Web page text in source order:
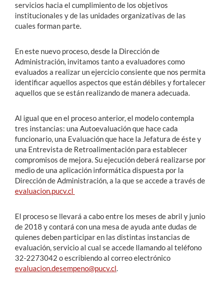
servicios hacia el cumplimiento de los objetivos
institucionales y de las unidades organizativas de las
cuales forman parte.
En este nuevo proceso, desde la Dirección de
Administración, invitamos tanto a evaluadores como
evaluados a realizar un ejercicio consiente que nos permita
identificar aquellos aspectos que están débiles y fortalecer
aquellos que se están realizando de manera adecuada.
Al igual que en el proceso anterior, el modelo contempla
tres instancias: una Autoevaluación que hace cada
funcionario, una Evaluación que hace la Jefatura de éste y
una Entrevista de Retroalimentación para establecer
compromisos de mejora. Su ejecución deberá realizarse por
medio de una aplicación informática dispuesta por la
Dirección de Administración, a la que se accede a través de
evaluacion.pucv.cl
El proceso se llevará a cabo entre los meses de abril y junio
de 2018 y contará con una mesa de ayuda ante dudas de
quienes deben participar en las distintas instancias de
evaluación, servicio al cual se accede llamando al teléfono
32-2273042 o escribiendo al correo electrónico
evaluacion.desempeno@pucv.cl.